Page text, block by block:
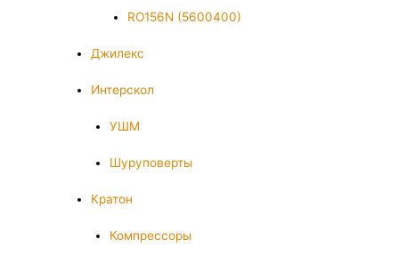
RO156N (5600400)
Джилекс
Интерскол
УШМ
Шуруповерты
Кратон
Компрессоры